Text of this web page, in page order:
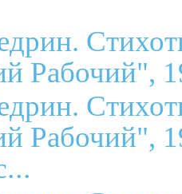
Рабочий",
Рабочий",